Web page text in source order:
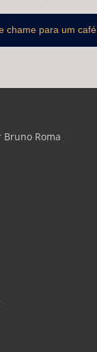
chame para um café
Roma